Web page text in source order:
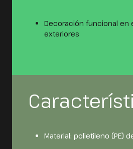
Decoración funcional en
exteriores
Material: polietileno (PE)